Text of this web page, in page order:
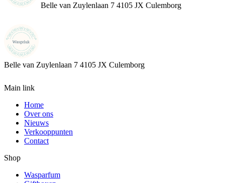
Belle van Zuylenlaan 7 4105 JX Culemborg
Belle van Zuylenlaan 7 4105 JX Culemborg
Main link
Home
Over ons
Nieuws
Verkooppunten
Contact
Shop
Wasparfum